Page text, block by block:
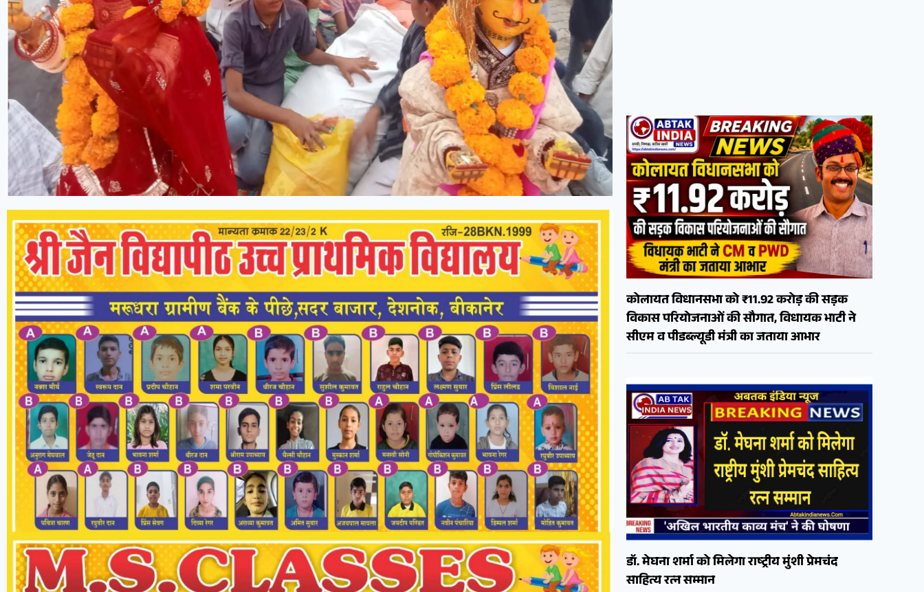
कोलायत विधानसभा को ₹11.92 करोड़ की सड़क
विकास परियोजनाओं की सौगात, विधायक भाटी ने
सीएम व पीडब्ल्यूडी मंत्री का जताया आभार
डॉ. मेघना शर्मा को मिलेगा राष्ट्रीय मुंशी प्रेमचंद
साहित्य रत्न सम्मान